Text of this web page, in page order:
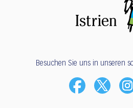
Besuchen Sie uns in unseren